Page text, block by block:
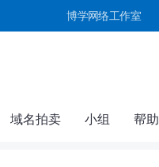
博学网络工作室
域名拍卖 小组 帮助